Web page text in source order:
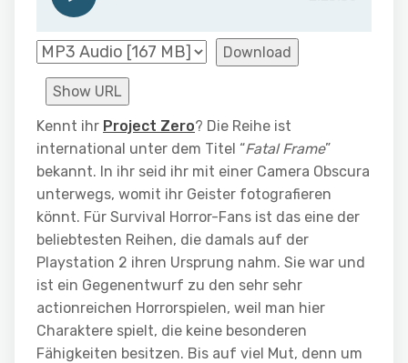
Download
Show URL
Kennt ihr Project Zero? Die Reihe ist
international unter dem Titel “Fatal Frame”
bekannt. In ihr seid ihr mit einer Camera Obscura
unterwegs, womit ihr Geister fotografieren
könnt. Für Survival Horror-Fans ist das eine der
beliebtesten Reihen, die damals auf der
Playstation 2 ihren Ursprung nahm. Sie war und
ist ein Gegenentwurf zu den sehr sehr
actionreichen Horrorspielen, weil man hier
Charaktere spielt, die keine besonderen
Fähigkeiten besitzen. Bis auf viel Mut, denn um